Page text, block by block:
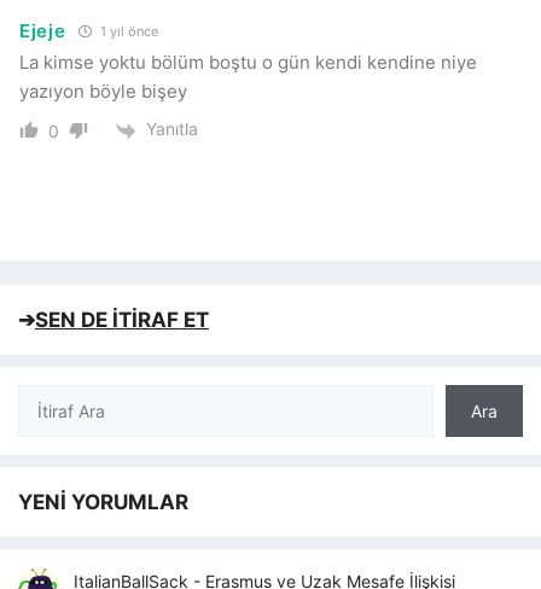
Ejeje 1 yıl önce
La kimse yoktu bölüm boştu o gün kendi kendine niye
yazıyon böyle bişey
0 Yanıtla
➔SEN DE İTİRAF ET
Ara
Ara
YENİ YORUMLAR
ItalianBallSack - Erasmus ve Uzak Mesafe İlişkisi